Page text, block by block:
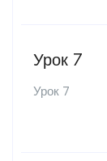
Урок 7
Урок 7